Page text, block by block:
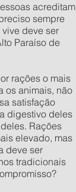
acreditam
sempre
deve ser
Paraíso de
rações o mais
os animais, não
satisfação
digestivo deles
Rações
elevado, mas
deve ser
tradicionais